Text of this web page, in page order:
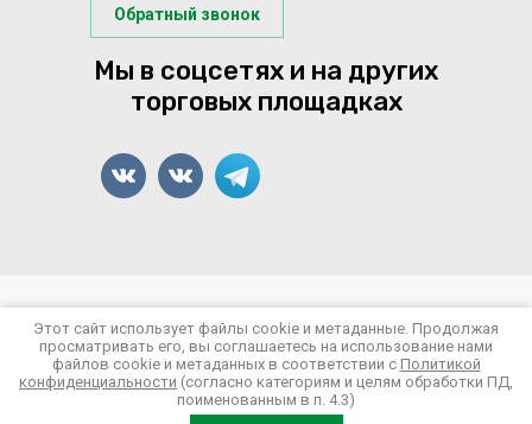
Обратный звонок
Мы в соцсетях и на других
торговых площадках
© 2022-2026 Арсенал Рыболова
Политика конфиденциальности
Этот сайт использует файлы cookie и метаданные. Продолжая
просматривать его, вы соглашаетесь на использование нами
файлов cookie и метаданных в соответствии с Политикой
конфиденциальности (согласно категориям и целям обработки ПД,
поименованным в п. 4.3)